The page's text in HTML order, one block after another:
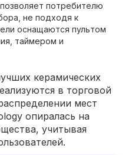
потребителю
не подходя к
оснащаются пультом
таймером и
керамических
в торговой
мест
опиралась на
учитывая